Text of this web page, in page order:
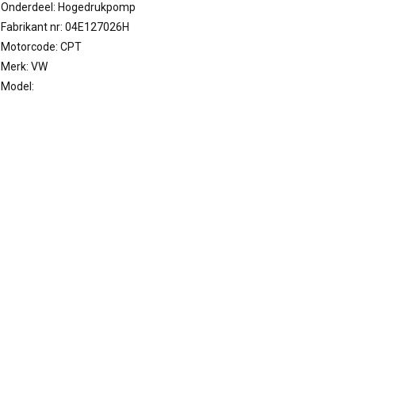
Onderdeel: Hogedrukpomp
Fabrikant nr: 04E127026H
Motorcode: CPT
Merk: VW
Model: